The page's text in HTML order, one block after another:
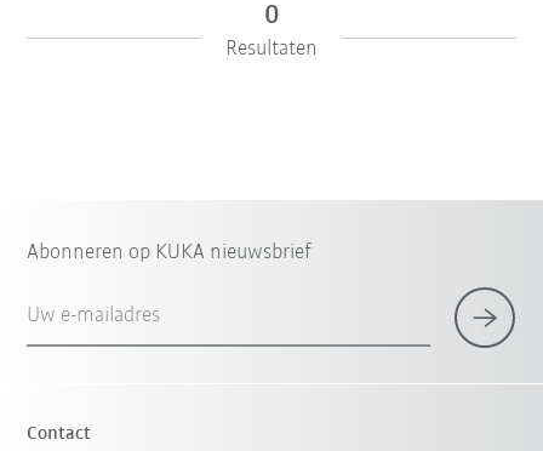
0
Resultaten
Abonneren op KUKA nieuwsbrief
Uw e-mailadres
Contact